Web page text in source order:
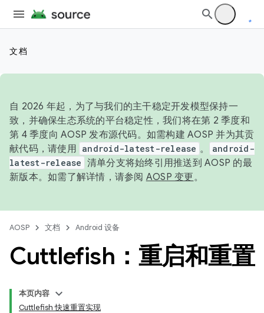
文档
自 2026 年起，为了与我们的主干稳定开发模型保持一
致，并确保生态系统的平台稳定性，我们将在第 2 季度和
第 4 季度向 AOSP 发布源代码。如需构建 AOSP 并为其贡
献代码，请使用 android-latest-release 。
android-
latest-release 清单分支将始终引用推送到 AOSP 的最
新版本。如需了解详情，请参阅 AOSP 变更。
AOSP 文档 Android 设备
Cuttlefish：重启和重置
本页内容
Cuttlefish 快速重置实现